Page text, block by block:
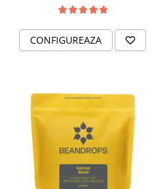
CONFIGUREAZA